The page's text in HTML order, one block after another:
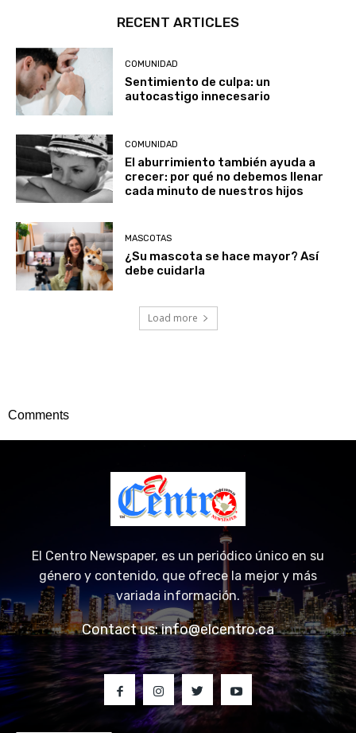
RECENT ARTICLES
COMUNIDAD
Sentimiento de culpa: un
autocastigo innecesario
COMUNIDAD
El aburrimiento también ayuda a
crecer: por qué no debemos llenar
cada minuto de nuestros hijos
MASCOTAS
¿Su mascota se hace mayor? Así
debe cuidarla
Load more
Comments
El Centro Newspaper, es un periódico único en su
género y contenido, que ofrece la mejor y más
variada información.
Contact us:info@elcentro.ca